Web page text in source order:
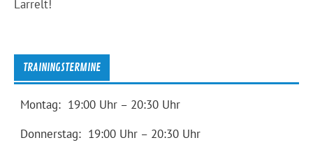
Larrelt!
TRAININGSTERMINE
Montag: 19:00 Uhr – 20:30 Uhr
Donnerstag: 19:00 Uhr – 20:30 Uhr